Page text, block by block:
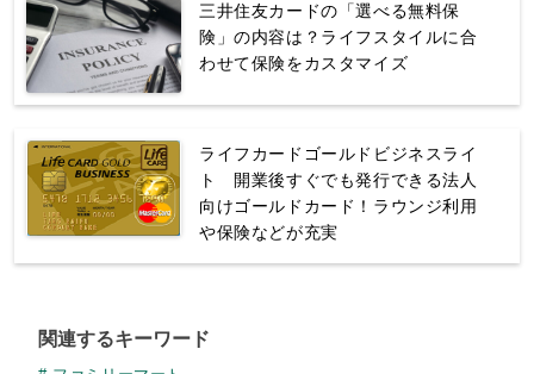
三井住友カードの「選べる無料保
険」の内容は？ライフスタイルに合
わせて保険をカスタマイズ
ライフカードゴールドビジネスライ
ト 開業後すぐでも発行できる法人
向けゴールドカード！ラウンジ利用
や保険などが充実
関連するキーワード